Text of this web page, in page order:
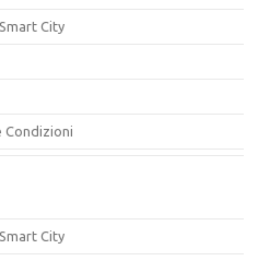
City
Condizioni
City